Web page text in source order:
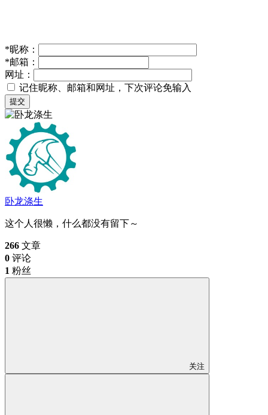
*昵称：
*邮箱：
网址：
记住昵称、邮箱和网址，下次评论免输入
提交
卧龙涤生
这个人很懒，什么都没有留下～
266 文章
0 评论
1 粉丝
关注